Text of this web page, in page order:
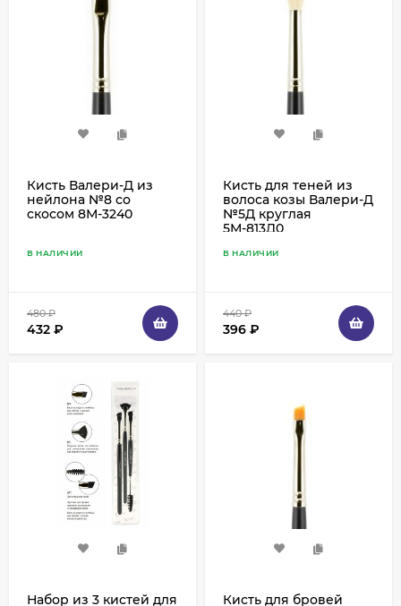
Кисть Валери-Д из
нейлона №8 со
скосом 8М-3240
В НАЛИЧИИ
480₽
432 ₽
Кисть для теней из
волоса козы Валери-Д
№5Д круглая
5М-813Д0
В НАЛИЧИИ
440₽
396 ₽
Набор из 3 кистей для
Кисть для бровей